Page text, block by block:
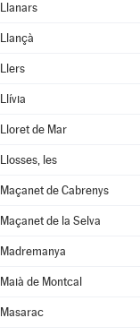
Llanars
Llançà
Llers
Llívia
Lloret de Mar
Llosses, les
Maçanet de Cabrenys
Maçanet de la Selva
Madremanya
Maià de Montcal
Masarac